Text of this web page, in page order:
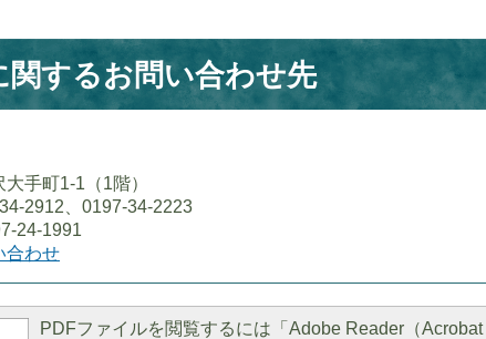
関するお問い合わせ先
手町1-1（1階）
2912、0197-34-2223
24-1991
合わせ
PDFファイルを閲覧するには「Adobe Reader（